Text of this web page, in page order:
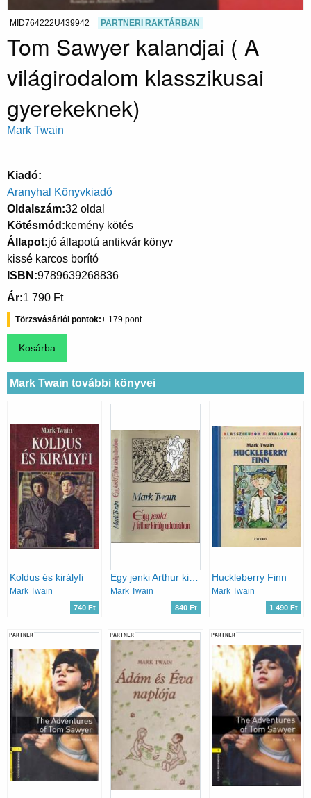
MID764222U439942 PARTNERI RAKTÁRBAN
Tom Sawyer kalandjai ( A
világirodalom klasszikusai
gyerekeknek)
Mark Twain
Kiadó
Aranyhal Könyvkiadó
Oldalszám 32 oldal
Kötésmód kemény kötés
Állapot jó állapotú antikvár könyv
kissé karcos borító
ISBN 9789639268836
Ár 1 790 Ft
Törzsvásárlói pontok 179
Mark Twain további könyvei
Koldus és királyfi
Mark Twain
740 Ft
Mark Twain
840 Ft
Huckleberry Finn
Mark Twain
1 490 Ft
PARTNER PARTNER PARTNER